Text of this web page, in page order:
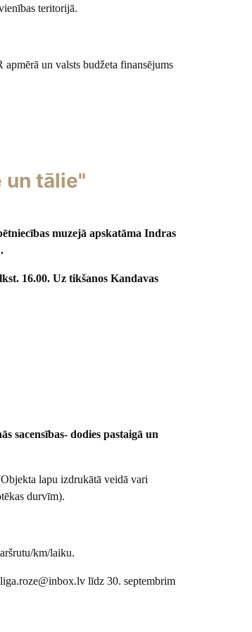
teritorijā.
un valsts budžeta finansējums
un tālie"
muzejā apskatāmaIndras
16.00. Uz tikšanos Kandavas
sacensības- dodies pastaigā un
lapu izdrukātā veidā vari
durvīm).
km/laiku.
līdz 30. septembrim